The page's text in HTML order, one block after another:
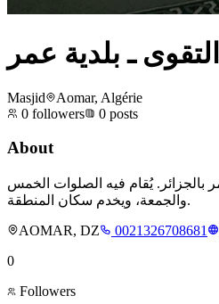
ـ بلدية عمر
Masjid
Aomar, Algérie
0 followers 0 posts
About
بالجزائر. يُقام فيه الصلوات الخمس
والجمعة، ويخدم سكان المنطقة.
AOMAR, DZ
0021326708681
0
Followers